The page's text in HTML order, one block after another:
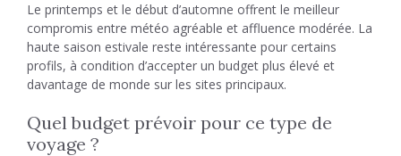
Le printemps et le début d’automne offrent le meilleur
compromis entre météo agréable et affluence modérée. La
haute saison estivale reste intéressante pour certains
profils, à condition d’accepter un budget plus élevé et
davantage de monde sur les sites principaux.
Quel budget prévoir pour ce type de
voyage ?